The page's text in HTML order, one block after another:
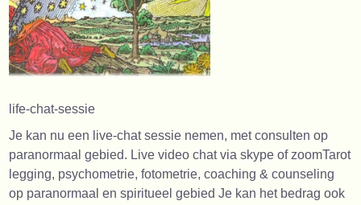
life-chat-sessie
Je kan nu een live-chat sessie nemen, met consulten op
paranormaal gebied. Live video chat via skype of zoomTarot
legging, psychometrie, fotometrie, coaching & counseling
op paranormaal en spiritueel gebied Je kan het bedrag ook